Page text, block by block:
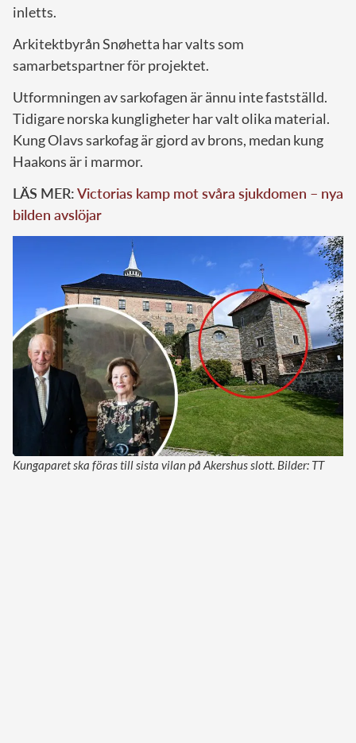
inletts.
Arkitektbyrån Snøhetta har valts som
samarbetspartner för projektet.
Utformningen av sarkofagen är ännu inte fastställd.
Tidigare norska kungligheter har valt olika material.
Kung Olavs sarkofag är gjord av brons, medan kung
Haakons är i marmor.
LÄS MER:Victorias kamp mot svåra sjukdomen – nya
bilden avslöjar
Kungaparet ska föras till sista vilan på Akershus slott. Bilder: TT